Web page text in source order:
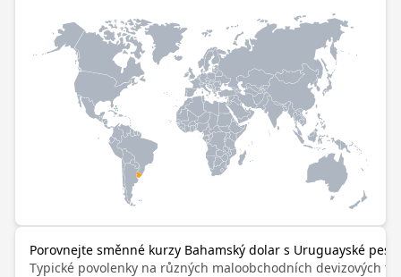
Porovnejte směnné kurzy Bahamský dolar s Uruguayské peso
Typické povolenky na různých maloobchodních devizových